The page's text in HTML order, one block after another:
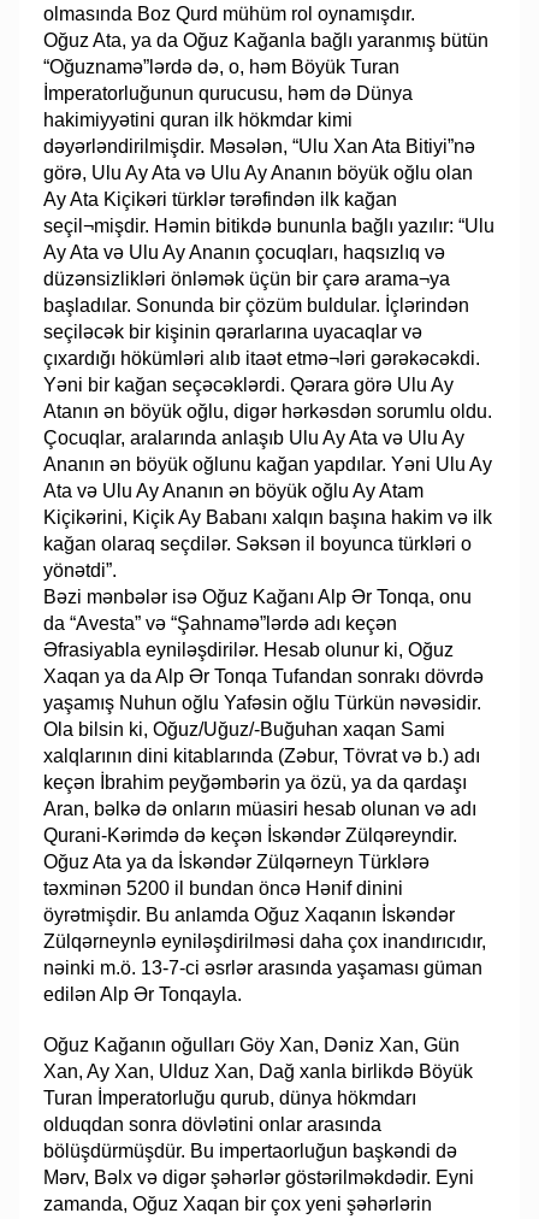
olmasında Boz Qurd mühüm rol oynamışdır.
Oğuz Ata, ya da Oğuz Kağanla bağlı yaranmış bütün
“Oğuznamə”lərdə də, o, həm Böyük Turan
İmperatorluğunun qurucusu, həm də Dünya
hakimiyyətini quran ilk hökmdar kimi
dəyərləndirilmişdir. Məsələn, “Ulu Xan Ata Bitiyi”nə
görə, Ulu Ay Ata və Ulu Ay Ananın böyük oğlu olan
Ay Ata Kiçikəri türklər tərəfindən ilk kağan
seçil¬mişdir. Həmin bitikdə bununla bağlı yazılır: “Ulu
Ay Ata və Ulu Ay Ananın çocuqları, haqsızlıq və
düzənsizlikləri önləmək üçün bir çarə arama¬ya
başladılar. Sonunda bir çözüm buldular. İçlərindən
seçiləcək bir kişinin qərarlarına uyacaqlar və
çıxardığı hökümləri alıb itaət etmə¬ləri gərəkəcəkdi.
Yəni bir kağan seçəcəklərdi. Qərara görə Ulu Ay
Atanın ən böyük oğlu, digər hərkəsdən sorumlu oldu.
Çocuqlar, aralarında anlaşıb Ulu Ay Ata və Ulu Ay
Ananın ən böyük oğlunu kağan yapdılar. Yəni Ulu Ay
Ata və Ulu Ay Ananın ən böyük oğlu Ay Atam
Kiçikərini, Kiçik Ay Babanı xalqın başına hakim və ilk
kağan olaraq seçdilər. Səksən il boyunca türkləri o
yönətdi”.
Bəzi mənbələr isə Oğuz Kağanı Alp Ər Tonqa, onu
da “Avesta” və “Şahnamə”lərdə adı keçən
Əfrasiyabla eyniləşdirilər. Hesab olunur ki, Oğuz
Xaqan ya da Alp Ər Tonqa Tufandan sonrakı dövrdə
yaşamış Nuhun oğlu Yafəsin oğlu Türkün nəvəsidir.
Ola bilsin ki, Oğuz/Uğuz/-Buğuhan xaqan Sami
xalqlarının dini kitablarında (Zəbur, Tövrat və b.) adı
keçən İbrahim peyğəmbərin ya özü, ya da qardaşı
Aran, bəlkə də onların müasiri hesab olunan və adı
Qurani-Kərimdə də keçən İskəndər Zülqəreyndir.
Oğuz Ata ya da İskəndər Zülqərneyn Türklərə
təxminən 5200 il bundan öncə Hənif dinini
öyrətmişdir. Bu anlamda Oğuz Xaqanın İskəndər
Zülqərneynlə eyniləşdirilməsi daha çox inandırıcıdır,
nəinki m.ö. 13-7-ci əsrlər arasında yaşaması güman
edilən Alp Ər Tonqayla.
Oğuz Kağanın oğulları Göy Xan, Dəniz Xan, Gün
Xan, Ay Xan, Ulduz Xan, Dağ xanla birlikdə Böyük
Turan İmperatorluğu qurub, dünya hökmdarı
olduqdan sonra dövlətini onlar arasında
bölüşdürmüşdür. Bu impertaorluğun başkəndi də
Mərv, Bəlx və digər şəhərlər göstərilməkdədir. Eyni
zamanda, Oğuz Xaqan bir çox yeni şəhərlərin